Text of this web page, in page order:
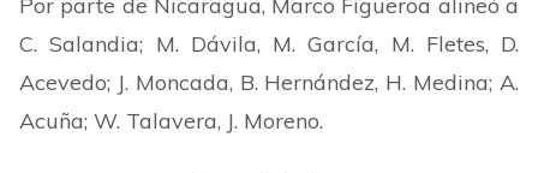
C. Salandia; M. Dávila, M. García, M. Fletes, D.
Acevedo; J. Moncada, B. Hernández, H. Medina; A.
Acuña; W. Talavera, J. Moreno.